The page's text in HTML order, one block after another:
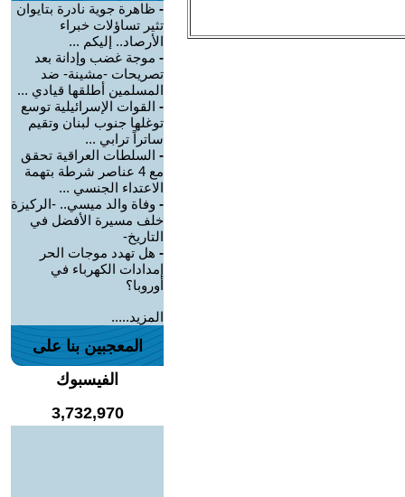
- ظاهرة جوية نادرة بتايوان
تثير تساؤلات خبراء
الأرصاد.. إليكم ...
- موجة غضب وإدانة بعد
تصريحات -مشينة- ضد
المسلمين أطلقها قيادي ...
- القوات الإسرائيلية توسع
توغلها جنوب لبنان وتقيم
ساتراً ترابي ...
- السلطات العراقية تحقق
مع 4 عناصر شرطة بتهمة
الاعتداء الجنسي ...
- وفاة والد ميسي.. -الركيزة
خلف مسيرة الأفضل في
التاريخ-
- هل تهدد موجات الحر
إمدادات الكهرباء في
أوروبا؟
المزيد.....
المعجبين بنا على
الفيسبوك
3,732,970